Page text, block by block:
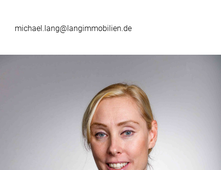
michael.lang@langimmobilien.de